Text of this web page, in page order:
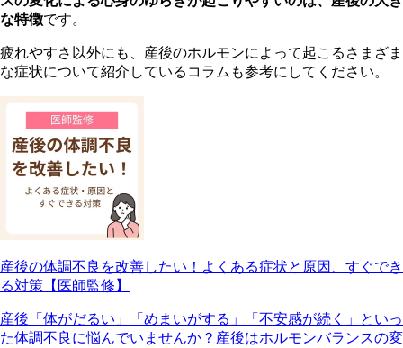
な特徴です。
疲れやすさ以外にも、産後のホルモンによって起こるさまざま
な症状について紹介しているコラムも参考にしてください。
産後の体調不良を改善したい！よくある症状と原因、すぐでき
る対策【医師監修】
産後「体がだるい」「めまいがする」「不安感が続く」といっ
た体調不良に悩んでいませんか？産後はホルモンバランスの変